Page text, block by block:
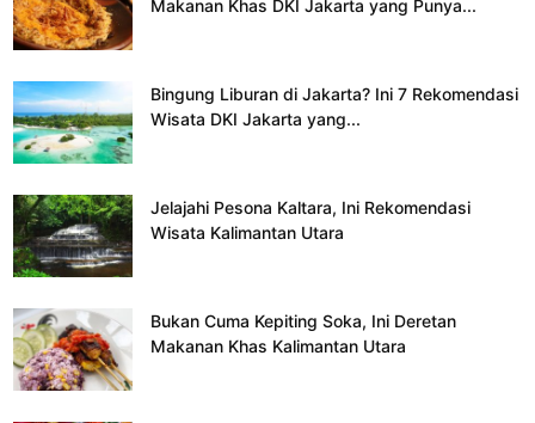
Makanan Khas DKI Jakarta yang Punya...
Bingung Liburan di Jakarta? Ini 7 Rekomendasi
Wisata DKI Jakarta yang...
Jelajahi Pesona Kaltara, Ini Rekomendasi
Wisata Kalimantan Utara
Bukan Cuma Kepiting Soka, Ini Deretan
Makanan Khas Kalimantan Utara